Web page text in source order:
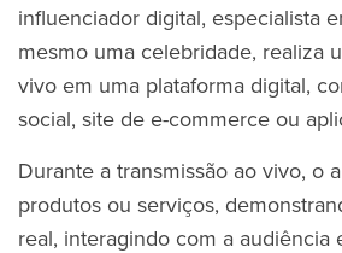
influenciador digital, especialista
mesmo uma celebridade, realiza
vivo em uma plataforma digital,
social, site de e-commerce ou
Durante a transmissão ao vivo, o
produtos ou serviços,
real, interagindo com a audiência